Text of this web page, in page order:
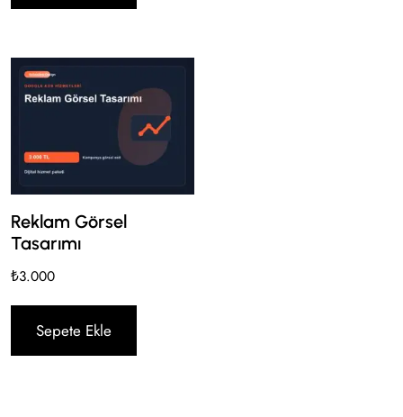
Reklam Görsel
Tasarımı
₺3.000
Sepete Ekle